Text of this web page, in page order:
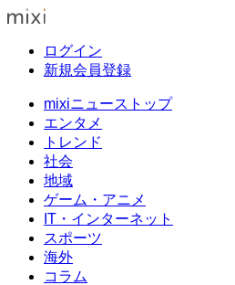
ログイン
新規会員登録
mixiニューストップ
エンタメ
トレンド
社会
地域
ゲーム・アニメ
IT・インターネット
スポーツ
海外
コラム